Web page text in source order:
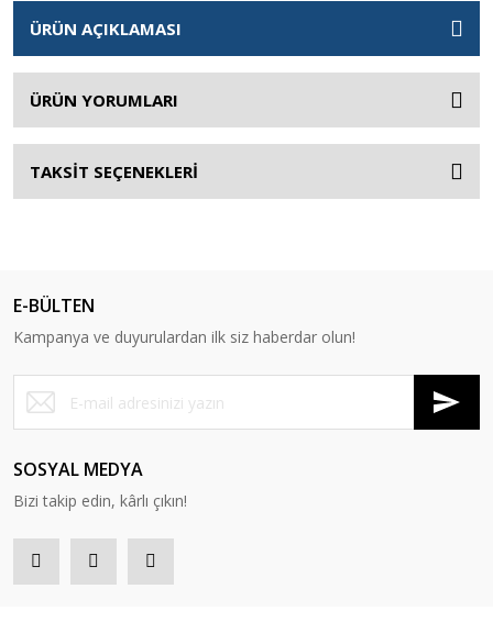
ÜRÜN AÇIKLAMASI
ÜRÜN YORUMLARI
TAKSİT SEÇENEKLERİ
E-BÜLTEN
Kampanya ve duyurulardan ilk siz haberdar olun!
SOSYAL MEDYA
Bizi takip edin, kârlı çıkın!